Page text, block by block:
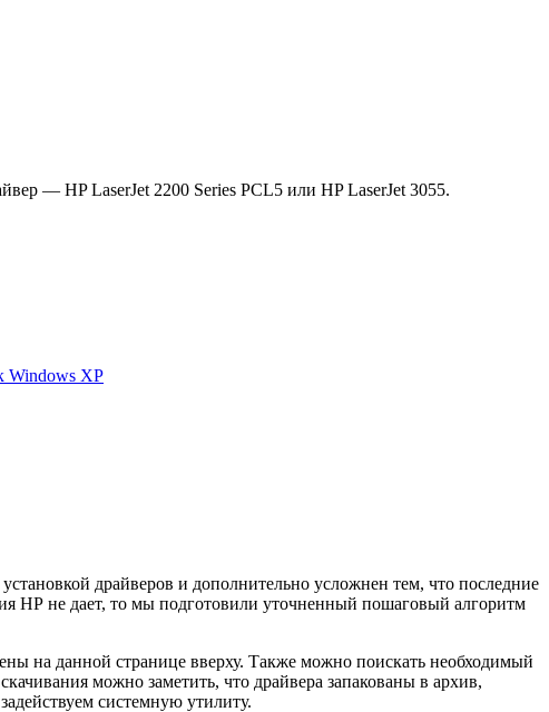
— HP LaserJet 2200 Series PCL5 или HP LaserJet 3055.
Windows XP
драйверов и дополнительно усложнен тем, что последние
НР не дает, то мы подготовили уточненный пошаговый алгоритм
на данной странице вверху. Также можно поискать необходимый
можно заметить, что драйвера запакованы в архив,
системную утилиту.